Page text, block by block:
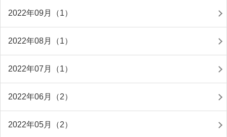
2022年09月（1）
2022年08月（1）
2022年07月（1）
2022年06月（2）
2022年05月（2）